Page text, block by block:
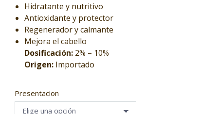
Hidratante y nutritivo
Antioxidante y protector
Regenerador y calmante
Mejora el cabello
Dosificación: 2% – 10%
Origen: Importado
Presentacion